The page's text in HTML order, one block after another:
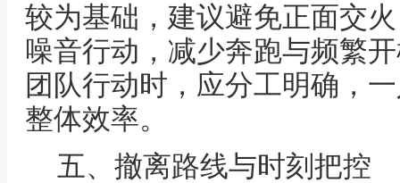
较为基础，建议避免正面交
噪音行动，减少奔跑与频繁
团队行动时，应分工明确，
整体效率。
五、撤离路线与时刻把控